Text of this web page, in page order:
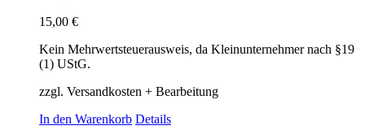
15,00 €
Kein Mehrwertsteuerausweis, da Kleinunternehmer nach §19
(1) UStG.
zzgl. Versandkosten + Bearbeitung
In den Warenkorb Details